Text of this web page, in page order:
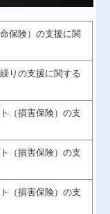
保険）の支援に関
りの支援に関する
（損害保険）の支
（損害保険）の支
（損害保険）の支